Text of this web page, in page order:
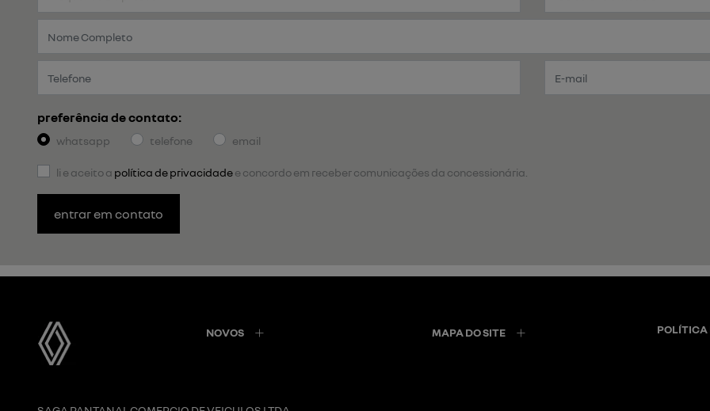
preferência de contato:
whatsapp telefone email
li e aceito a política de privacidadee concordo em receber comunicações da concessionária.
entrar em contato
NOVOS MAPA DO SITE POLÍTICA